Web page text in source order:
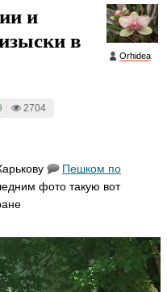
Orhidea
и
в
2704
Пешком по
фото такую вот